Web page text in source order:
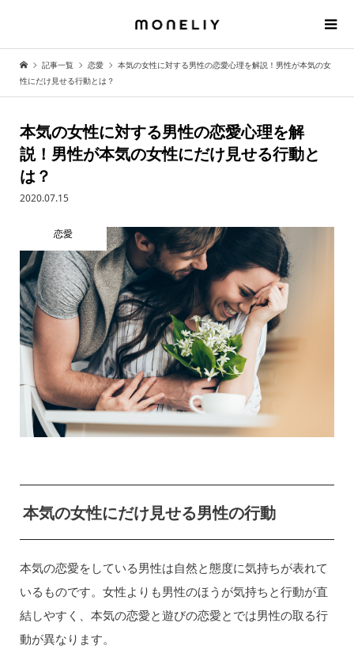
記事一覧 恋愛
本気の女性に対する男性の恋愛心理を解説！男性が本気の女
性にだけ見せる行動とは？
本気の女性に対する男性の恋愛心理を解
説！男性が本気の女性にだけ見せる行動と
は？
2020.07.15
恋愛
本気の女性にだけ見せる男性の行動
本気の恋愛をしている男性は自然と態度に気持ちが表れて
いるものです。女性よりも男性のほうが気持ちと行動が直
結しやすく、本気の恋愛と遊びの恋愛とでは男性の取る行
動が異なります。